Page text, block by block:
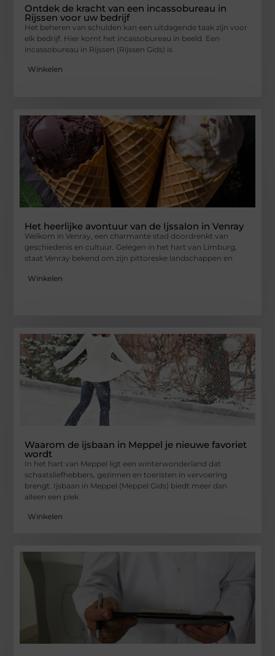
Ontdek de kracht van een incassobureau in
Rijssen voor uw bedrijf
Het beheren van schulden kan een uitdagende taak zijn voor
elk bedrijf. Hier komt het incassobureau in beeld. Een
incassobureau in Rijssen (Rijssen Gids) is
Winkelen
Het heerlijke avontuur van de Ijssalon in Venray
Welkom in Venray, een charmante stad doordrenkt van
geschiedenis en cultuur. Gelegen in het hart van Limburg,
staat Venray bekend om zijn pittoreske landschappen en
Winkelen
Waarom de ijsbaan in Meppel je nieuwe favoriet
wordt
In het hart van Meppel ligt een winterwonderland dat
schaatsliefhebbers, gezinnen en toeristen in vervoering
brengt. Ijsbaan in Meppel (Meppel Gids) biedt meer dan
alleen een plek
Winkelen